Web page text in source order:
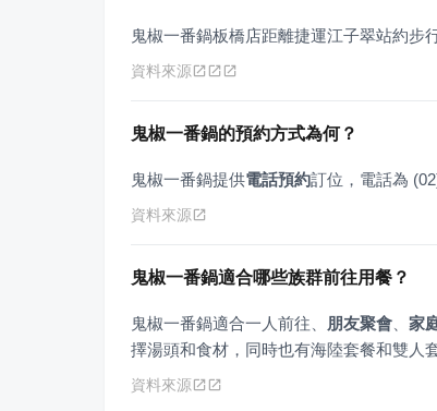
鬼椒一番鍋板橋店距離捷運江子翠站約步
資料來源
鬼椒一番鍋的預約方式為何？
鬼椒一番鍋提供電話預約訂位，電話為
資料來源
鬼椒一番鍋適合哪些族群前往用餐？
鬼椒一番鍋適合一人前往、 朋友聚會 家
擇湯頭和食材，同時也有海陸套餐和雙人
資料來源